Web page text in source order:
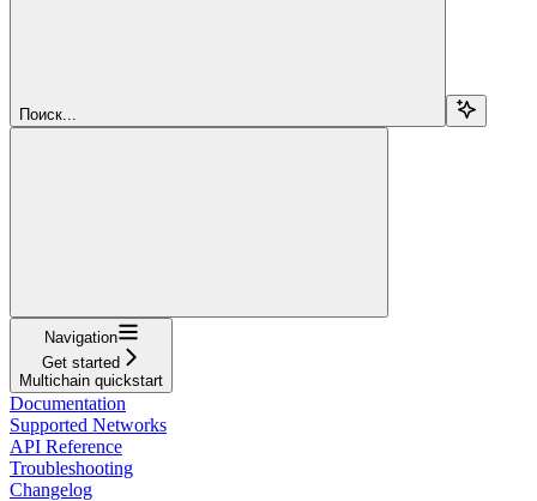
Поиск...
Navigation
Get started
Multichain quickstart
Documentation
Supported Networks
API Reference
Troubleshooting
Changelog